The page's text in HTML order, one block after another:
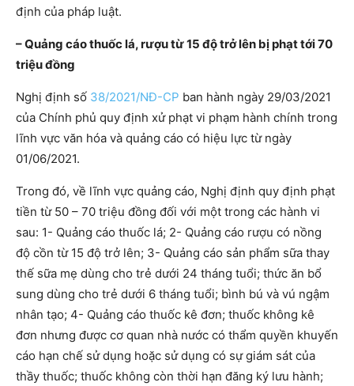
định của pháp luật.
– Quảng cáo thuốc lá, rượu từ 15 độ trở lên bị phạt tới 70
triệu đồng
Nghị định số 38/2021/NĐ-CP ban hành ngày 29/03/2021
của Chính phủ quy định xử phạt vi phạm hành chính trong
lĩnh vực văn hóa và quảng cáo có hiệu lực từ ngày
01/06/2021.
Trong đó, về lĩnh vực quảng cáo, Nghị định quy định phạt
tiền từ 50 – 70 triệu đồng đối với một trong các hành vi
sau: 1- Quảng cáo thuốc lá; 2- Quảng cáo rượu có nồng
độ cồn từ 15 độ trở lên; 3- Quảng cáo sản phẩm sữa thay
thế sữa mẹ dùng cho trẻ dưới 24 tháng tuổi; thức ăn bổ
sung dùng cho trẻ dưới 6 tháng tuổi; bình bú và vú ngậm
nhân tạo; 4- Quảng cáo thuốc kê đơn; thuốc không kê
đơn nhưng được cơ quan nhà nước có thẩm quyền khuyến
cáo hạn chế sử dụng hoặc sử dụng có sự giám sát của
thầy thuốc; thuốc không còn thời hạn đăng ký lưu hành;